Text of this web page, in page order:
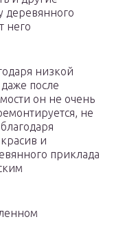
деревянного
него
низкой
после
он не очень
не
и
приклада